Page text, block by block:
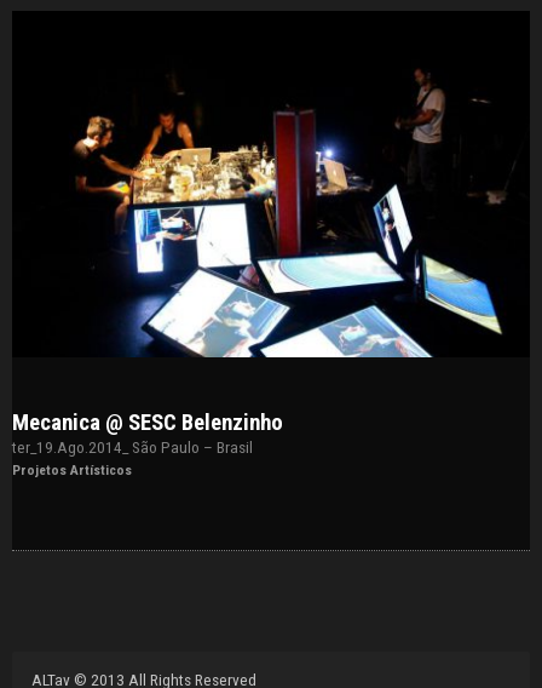
Mecanica @ SESC Belenzinho
ter_19.Ago.2014_ São Paulo – Brasil
Projetos Artísticos
ALTav© 2013 All Rights Reserved